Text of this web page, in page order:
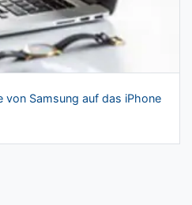
von Samsung auf das iPhone